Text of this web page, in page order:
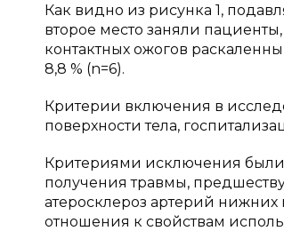
Как видно из рисунка 1,
второе место заняли
контактных ожогов
8,8 % (n=6).
Критерии включения в
поверхности тела,
Критериями исключения
получения травмы,
атеросклероз артерий
отношения к свойствам